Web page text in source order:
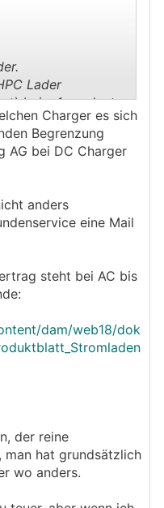
Lader
beim 1. geplant
dass der
der DC Lader.
(zb. Talstation
länger als 2
Auto volladen,
werde?
Charger es sich
Begrenzung
AG bei DC Charger
anders
eine Mail
steht bei AC bis
dam/web18/dok
der reine
man hat grundsätzlich
wo anders.